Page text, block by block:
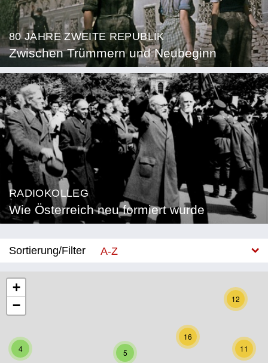
80 JAHRE ZWEITE REPUBLIK
Zwischen Trümmern und Neubeginn
RADIOKOLLEG
Wie Österreich neu formiert wurde
Sortierung/Filter
A-Z
Kärnten
5
12
16
11
4
+
−